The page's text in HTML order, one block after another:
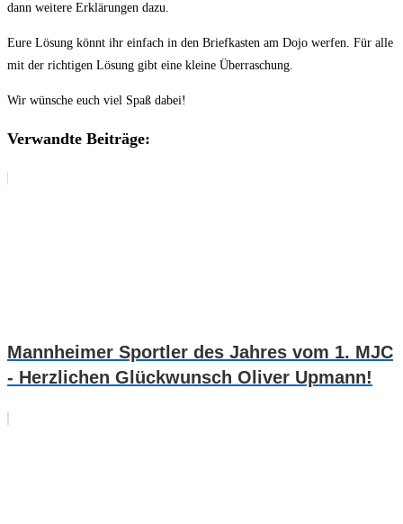
dann weitere Erklärungen dazu.
Eure Lösung könnt ihr einfach in den Briefkasten am Dojo werfen. Für alle
mit der richtigen Lösung gibt eine kleine Überraschung.
Wir wünsche euch viel Spaß dabei!
Verwandte Beiträge:
Mannheimer Sportler des Jahres vom 1. MJC
- Herzlichen Glückwunsch Oliver Upmann!